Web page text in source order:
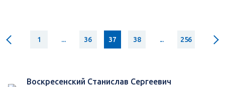
1 ... 36 37 38 ... 256
Воскресенский Станислав Сергеевич